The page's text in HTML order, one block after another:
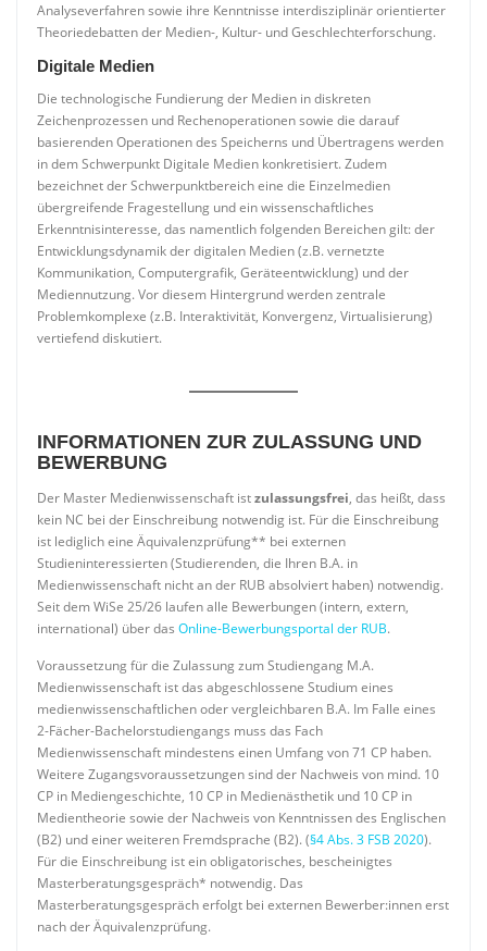
Analyseverfahren sowie ihre Kenntnisse interdisziplinär orientierter
Theoriedebatten der Medien-, Kultur- und Geschlechterforschung.
Digitale Medien
Die technologische Fundierung der Medien in diskreten
Zeichenprozessen und Rechenoperationen sowie die darauf
basierenden Operationen des Speicherns und Übertragens werden
in dem Schwerpunkt Digitale Medien konkretisiert. Zudem
bezeichnet der Schwerpunktbereich eine die Einzelmedien
übergreifende Fragestellung und ein wissenschaftliches
Erkenntnisinteresse, das namentlich folgenden Bereichen gilt: der
Entwicklungsdynamik der digitalen Medien (z.B. vernetzte
Kommunikation, Computergrafik, Geräteentwicklung) und der
Mediennutzung. Vor diesem Hintergrund werden zentrale
Problemkomplexe (z.B. Interaktivität, Konvergenz, Virtualisierung)
vertiefend diskutiert.
INFORMATIONEN ZUR ZULASSUNG UND
BEWERBUNG
Der Master Medienwissenschaft istzulassungsfrei, das heißt, dass
kein NC bei der Einschreibung notwendig ist. Für die Einschreibung
ist lediglich eine Äquivalenzprüfung** bei externen
Studieninteressierten (Studierenden, die Ihren B.A. in
Medienwissenschaft nicht an der RUB absolviert haben) notwendig.
Seit dem WiSe 25/26 laufen alle Bewerbungen (intern, extern,
international) über dasOnline-Bewerbungsportal der RUB.
Voraussetzung für die Zulassung zum Studiengang M.A.
Medienwissenschaft ist das abgeschlossene Studium eines
medienwissenschaftlichen oder vergleichbaren B.A. Im Falle eines
2-Fächer-Bachelorstudiengangs muss das Fach
Medienwissenschaft mindestens einen Umfang von 71 CP haben.
Weitere Zugangsvoraussetzungen sind der Nachweis von mind. 10
CP in Mediengeschichte, 10 CP in Medienästhetik und 10 CP in
Medientheorie sowie der Nachweis von Kenntnissen des Englischen
(B2) und einer weiteren Fremdsprache (B2). (§4 Abs. 3 FSB 2020).
Für die Einschreibung ist ein obligatorisches, bescheinigtes
Masterberatungsgespräch* notwendig. Das
Masterberatungsgespräch erfolgt bei externen Bewerber:innen erst
nach der Äquivalenzprüfung.